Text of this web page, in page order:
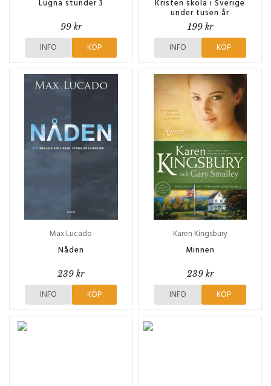
Lugna stunder 3
99 kr
INFO KÖP
Kristen skola i Sverige
under tusen år
199 kr
INFO KÖP
Max Lucado
Nåden
239 kr
INFO KÖP
Karen Kingsbury
Minnen
239 kr
INFO KÖP